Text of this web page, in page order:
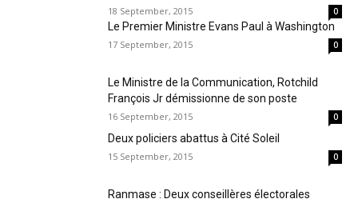
18 September, 2015 0
Le Premier Ministre Evans Paul à Washington
17 September, 2015 0
Le Ministre de la Communication, Rotchild
François Jr démissionne de son poste
16 September, 2015 0
Deux policiers abattus à Cité Soleil
15 September, 2015 0
Ranmase : Deux conseillères électorales